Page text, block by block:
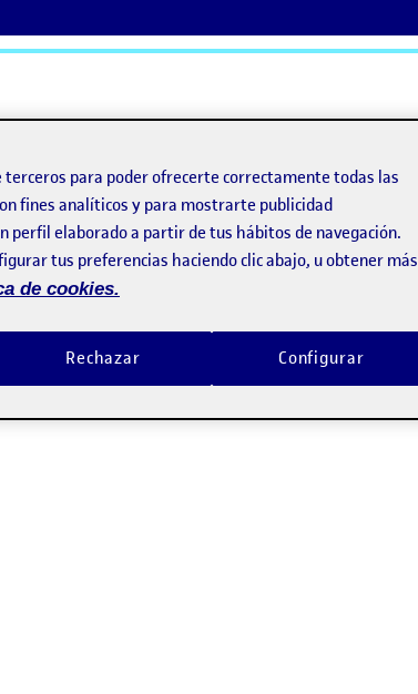
Ayuda
cotidianos
terceros para poder ofrecerte correctamente todas las
fines analíticos y para mostrarte publicidad
perfil elaborado a partir de tus hábitos de navegación.
tus preferencias haciendo clic abajo, u obtener más
de cookies.
Rechazar Configurar